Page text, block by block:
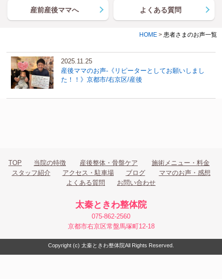
産前産後ママへ よくある質問
HOME > 患者さまのお声一覧
2025.11.25
産後ママのお声-《リピーターとしてお願いしまし
た！！》京都市/右京区/産後
TOP 当院の特徴 産後整体・骨盤ケア
施術メニュー・料金
スタッフ紹介
アクセス・駐車場 ブログ
ママのお声・感想
よくある質問
お問い合わせ
太秦ときわ整体院
075-862-2560
京都市右京区常盤馬塚町12-18
Copyright (c) 太秦ときわ整体院All Rights Reserved.